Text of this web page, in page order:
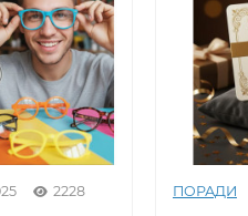
2228 ПОРАДИ